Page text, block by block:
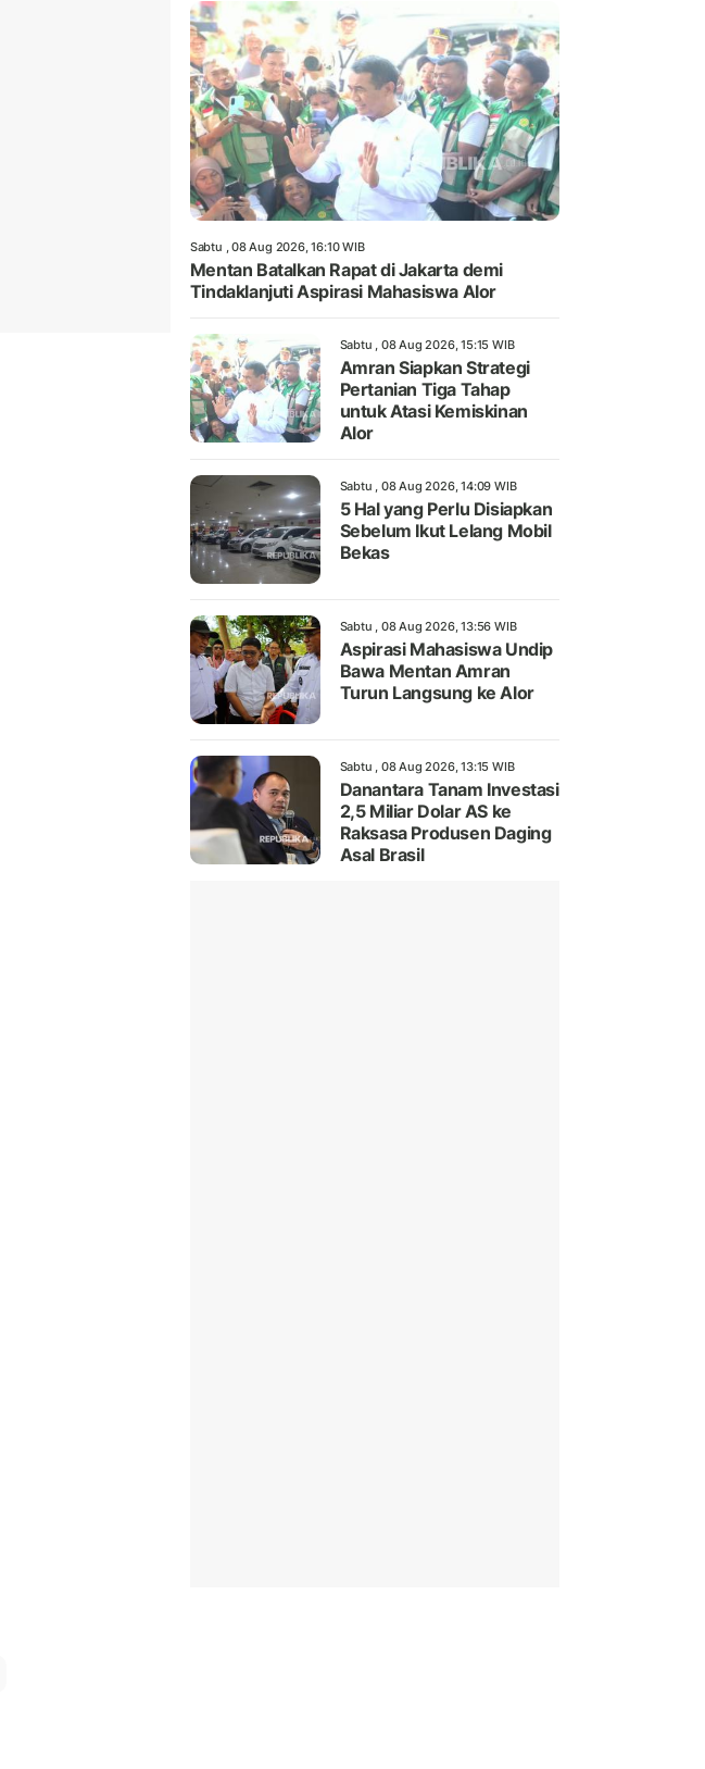
Sabtu , 08 Aug 2026, 16:10 WIB
Mentan Batalkan Rapat di Jakarta demi
Tindaklanjuti Aspirasi Mahasiswa Alor
Sabtu , 08 Aug 2026, 15:15 WIB
Amran Siapkan Strategi
Pertanian Tiga Tahap
untuk Atasi Kemiskinan
Alor
Sabtu , 08 Aug 2026, 14:09 WIB
5 Hal yang Perlu Disiapkan
Sebelum Ikut Lelang Mobil
Bekas
Sabtu , 08 Aug 2026, 13:56 WIB
Aspirasi Mahasiswa Undip
Bawa Mentan Amran
Turun Langsung ke Alor
Sabtu , 08 Aug 2026, 13:15 WIB
Danantara Tanam Investasi
2,5 Miliar Dolar AS ke
Raksasa Produsen Daging
Asal Brasil